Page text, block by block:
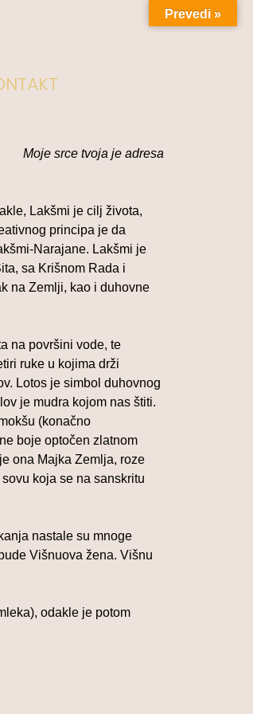
Moje srce tvoja je adresa
Lakšmi je cilj života,
principa je da
Narajane. Lakšmi je
sa Krišnom Rada i
na Zemlji, kao i duhovne
na površini vode, te
ruke u kojima drži
Lotos je simbol duhovnog
je mudra kojom nas štiti.
(konačno
boje optočen zlatnom
ona Majka Zemlja, roze
koja se na sanskritu
nastale su mnoge
Višnuova žena. Višnu
odakle je potom
Prevedi »